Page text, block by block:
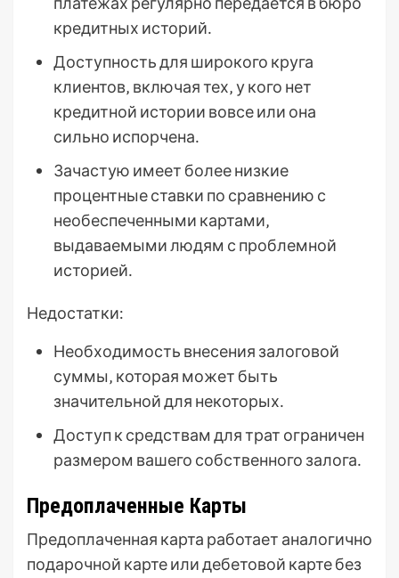
кредитных историй․
Доступность для широкого круга
клиентов‚ включая тех‚ у кого нет
кредитной истории вовсе или она
сильно испорчена․
Зачастую имеет более низкие
процентные ставки по сравнению с
необеспеченными картами‚
выдаваемыми людям с проблемной
историей․
Недостатки:
Необходимость внесения залоговой
суммы‚ которая может быть
значительной для некоторых․
Доступ к средствам для трат ограничен
размером вашего собственного залога․
Предоплаченные Карты
Предоплаченная карта работает аналогично
подарочной карте или дебетовой карте без